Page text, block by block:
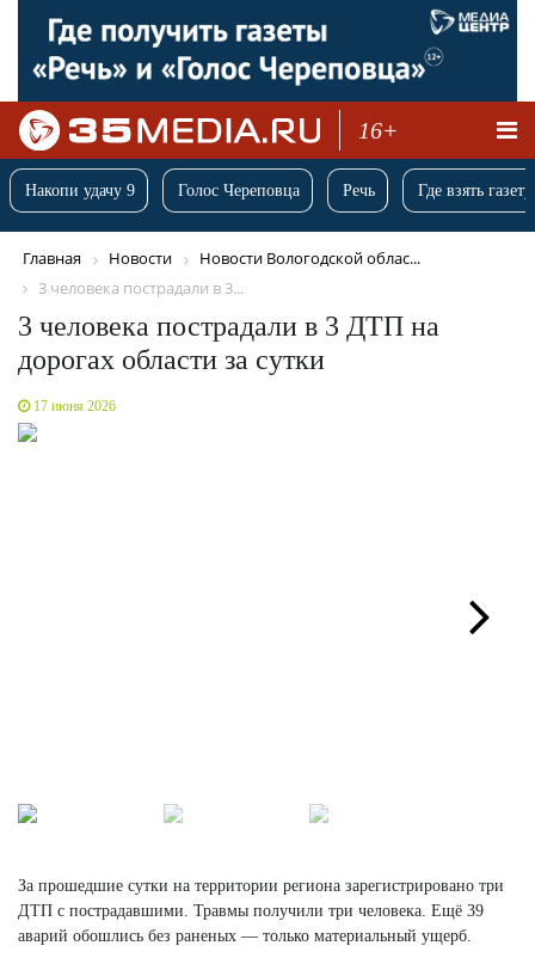
16+
Накопи удачу 9 Голос Череповца Речь Где взять
Главная Новости
Новости Вологодской облас...
3 человека пострадали в 3...
3 человека пострадали в 3 ДТП на
дорогах области за сутки
17 июня 2026
За прошедшие сутки на территории региона зарегистрировано три
ДТП с пострадавшими. Травмы получили три человека. Ещё 39
аварий обошлись без раненых — только материальный ущерб.